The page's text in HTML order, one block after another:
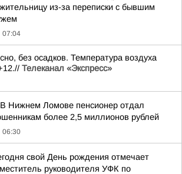
из-за переписки с бывшим
07:04
без осадков. Температура воздуха
Телеканал «Экспресс»
Нижнем Ломове пенсионер отдал
более 2,5 миллионов рублей
06:30
свой День рождения отмечает
руководителя УФК по